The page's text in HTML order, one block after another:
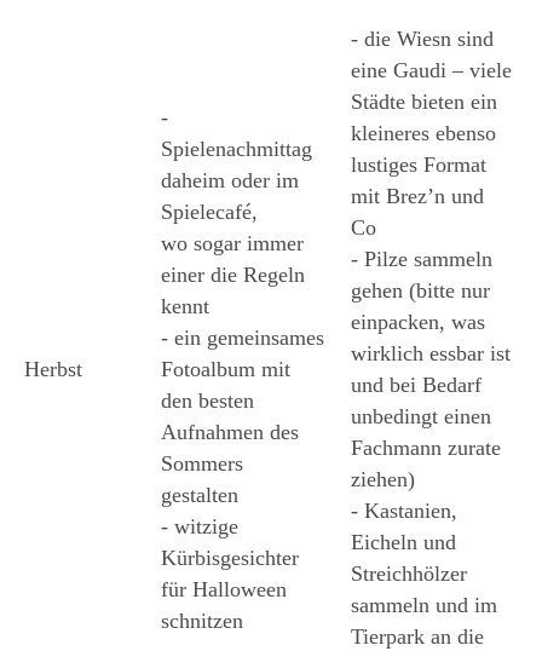
Herbst
-
Spielenachmittag
daheim oder im
Spielecafé,
wo sogar immer
einer die Regeln
kennt
- ein gemeinsames
Fotoalbum mit
den besten
Aufnahmen des
Sommers
gestalten
- witzige
Kürbisgesichter
für Halloween
schnitzen
- die Wiesn sind
eine Gaudi – viele
Städte bieten ein
kleineres ebenso
lustiges Format
mit Brez’n und
Co
- Pilze sammeln
gehen (bitte nur
einpacken, was
wirklich essbar ist
und bei Bedarf
unbedingt einen
Fachmann zurate
ziehen)
- Kastanien,
Eicheln und
Streichhölzer
sammeln und im
Tierpark an die